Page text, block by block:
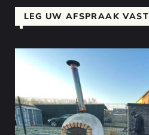
LEG UW AFSPRAAK VAST